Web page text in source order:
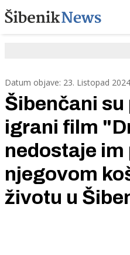
Datum objave: 23. Listopad 2024
Šibenčani
igrani film
nedostaje im
njegovom
životu u